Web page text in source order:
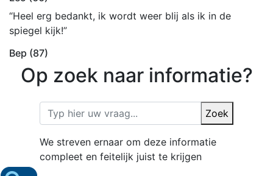
“Heel erg bedankt, ik wordt weer blij als ik in de
spiegel kijk!”
Bep (87)
Op zoek naar informatie?
Zoek
We streven ernaar om deze informatie
compleet en feitelijk juist te krijgen